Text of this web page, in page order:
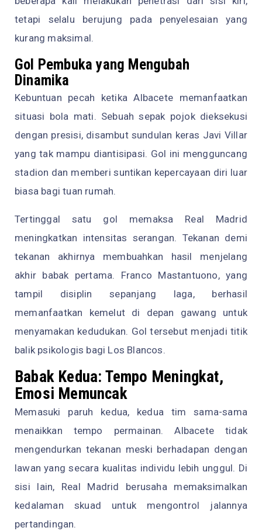
tetapi selalu berujung pada penyelesaian yang
kurang maksimal.
Gol Pembuka yang Mengubah
Dinamika
Kebuntuan pecah ketika Albacete memanfaatkan
situasi bola mati. Sebuah sepak pojok dieksekusi
dengan presisi, disambut sundulan keras Javi Villar
yang tak mampu diantisipasi. Gol ini mengguncang
stadion dan memberi suntikan kepercayaan diri luar
biasa bagi tuan rumah.
Tertinggal satu gol memaksa Real Madrid
meningkatkan intensitas serangan. Tekanan demi
tekanan akhirnya membuahkan hasil menjelang
akhir babak pertama. Franco Mastantuono, yang
tampil disiplin sepanjang laga, berhasil
memanfaatkan kemelut di depan gawang untuk
menyamakan kedudukan. Gol tersebut menjadi titik
balik psikologis bagi Los Blancos.
Babak Kedua: Tempo Meningkat,
Emosi Memuncak
Memasuki paruh kedua, kedua tim sama-sama
menaikkan tempo permainan. Albacete tidak
mengendurkan tekanan meski berhadapan dengan
lawan yang secara kualitas individu lebih unggul. Di
sisi lain, Real Madrid berusaha memaksimalkan
kedalaman skuad untuk mengontrol jalannya
pertandingan.